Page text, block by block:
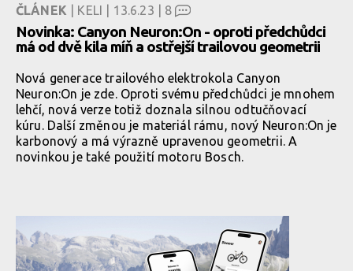
ČLÁNEK | KELI | 13.6.23 | 8
Novinka: Canyon Neuron:On - oproti předchůdci
má od dvě kila míň a ostřejší trailovou geometrii
Nová generace trailového elektrokola Canyon
Neuron:On je zde. Oproti svému předchůdci je mnohem
lehčí, nová verze totiž doznala silnou odtučňovací
kúru. Další změnou je materiál rámu, nový Neuron:On je
karbonový a má výrazně upravenou geometrii. A
novinkou je také použití motoru Bosch.